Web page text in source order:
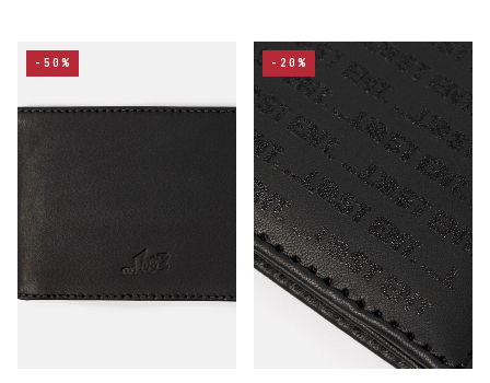
-50% -20%